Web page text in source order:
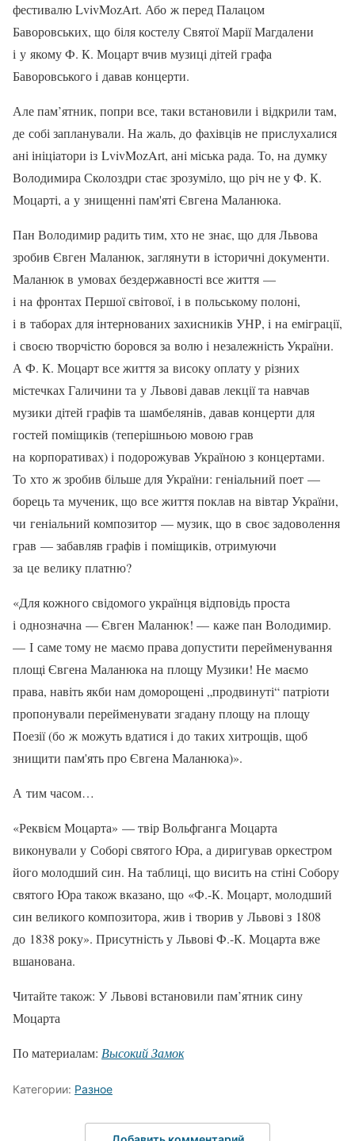
фестивалю LvivMozArt. Або ж перед Палацом
Баворовських, що біля костелу Святої Марії Магдалени
і у якому Ф. К. Моцарт вчив музиці дітей графа
Баворовського і давав концерти.
Але пам’ятник, попри все, таки встановили і відкрили там,
де собі запланували. На жаль, до фахівців не прислухалися
ані ініціатори із LvivMozArt, ані міська рада. То, на думку
Володимира Сколоздри стає зрозуміло, що річ не у Ф. К.
Моцарті, а у знищенні пам'яті Євгена Маланюка.
Пан Володимир радить тим, хто не знає, що для Львова
зробив Євген Маланюк, заглянути в історичні документи.
Маланюк в умовах бездержавності все життя —
і на фронтах Першої світової, і в польському полоні,
і в таборах для інтернованих захисників УНР, і на еміграції,
і своєю творчістю боровся за волю і незалежність України.
А Ф. К. Моцарт все життя за високу оплату у різних
містечках Галичини та у Львові давав лекції та навчав
музики дітей графів та шамбелянів, давав концерти для
гостей поміщиків (теперішньою мовою грав
на корпоративах) і подорожував Україною з концертами.
То хто ж зробив більше для України: геніальний поет —
борець та мученик, що все життя поклав на вівтар України,
чи геніальний композитор — музик, що в своє задоволення
грав — забавляв графів і поміщиків, отримуючи
за це велику платню?
«Для кожного свідомого українця відповідь проста
і однозначна — Євген Маланюк! — каже пан Володимир.
— І саме тому не маємо права допустити перейменування
площі Євгена Маланюка на площу Музики! Не маємо
права, навіть якби нам доморощені „продвинуті“ патріоти
пропонували перейменувати згадану площу на площу
Поезії (бо ж можуть вдатися і до таких хитрощів, щоб
знищити пам'ять про Євгена Маланюка)».
А тим часом…
«Реквієм Моцарта» — твір Вольфганга Моцарта
виконували у Соборі святого Юра, а диригував оркестром
його молодший син. На таблиці, що висить на стіні Собору
святого Юра також вказано, що «Ф.-К. Моцарт, молодший
син великого композитора, жив і творив у Львові з 1808
до 1838 року». Присутність у Львові Ф.-К. Моцарта вже
вшанована.
Читайте також: У Львові встановили пам’ятник сину
Моцарта
По материалам: Высокий Замок
Категории: Разное